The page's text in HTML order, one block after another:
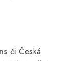
či Česká